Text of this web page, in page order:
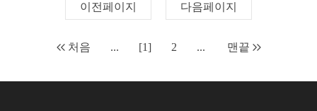
이전페이지 다음페이지
처음 ... [1] 2 ... 맨끝